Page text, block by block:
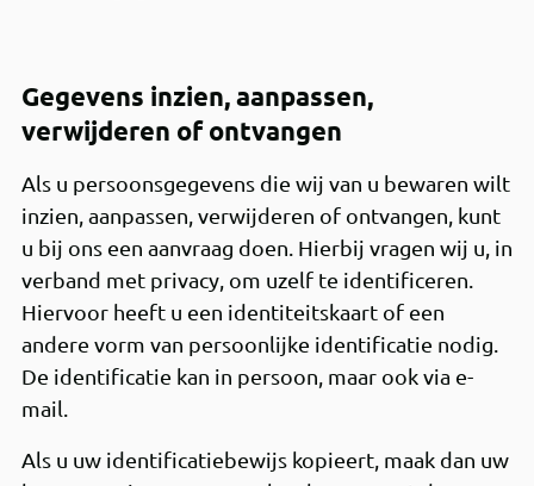
Gegevens inzien, aanpassen,
verwijderen of ontvangen
Als u persoonsgegevens die wij van u bewaren wilt
inzien, aanpassen, verwijderen of ontvangen, kunt
u bij ons een aanvraag doen. Hierbij vragen wij u, in
verband met privacy, om uzelf te identificeren.
Hiervoor heeft u een identiteitskaart of een
andere vorm van persoonlijke identificatie nodig.
De identificatie kan in persoon, maar ook via e-
mail.
Als u uw identificatiebewijs kopieert, maak dan uw